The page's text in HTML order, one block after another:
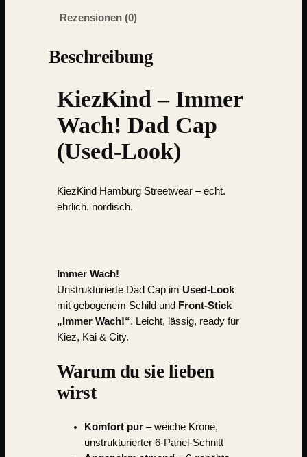
Rezensionen (0)
Beschreibung
KiezKind – Immer
Wach! Dad Cap
(Used-Look)
KiezKind Hamburg Streetwear– echt.
ehrlich. nordisch.
Immer Wach!
Unstrukturierte Dad Cap im Used-Look
mit gebogenem Schild und Front-Stick
„Immer Wach!“. Leicht, lässig, ready für
Kiez, Kai & City.
Warum du sie lieben
wirst
Komfort pur– weiche Krone,
unstrukturierter 6-Panel-Schnitt